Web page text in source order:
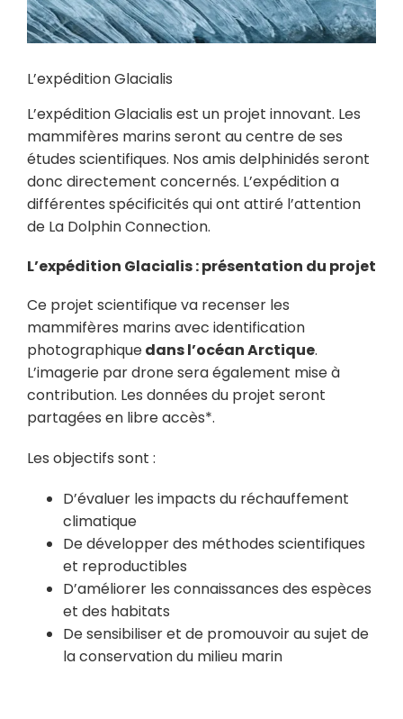
L’expédition Glacialis
L’expédition Glacialis est un projet innovant. Les
mammifères marins seront au centre de ses
études scientifiques. Nos amis delphinidés seront
donc directement concernés. L’expédition a
différentes spécificités qui ont attiré l’attention
de La Dolphin Connection.
L’expédition Glacialis : présentation du projet
Ce projet scientifique va recenser les
mammifères marins avec identification
photographiquedans l’océan Arctique.
L’imagerie par drone sera également mise à
contribution. Les données du projet seront
partagées en libre accès*.
Les objectifs sont :
D’évaluer les impacts du réchauffement
climatique
De développer des méthodes scientifiques
et reproductibles
D’améliorer les connaissances des espèces
et des habitats
De sensibiliser et de promouvoir au sujet de
la conservation du milieu marin